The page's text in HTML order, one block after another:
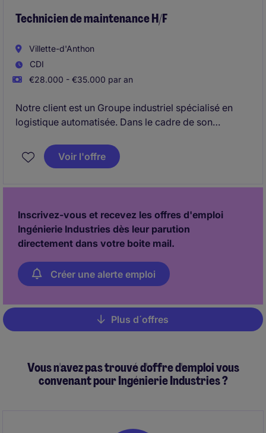
Technicien de maintenance H/F
Villette-d'Anthon
CDI
€28.000 - €35.000 par an
Notre client est un Groupe industriel spécialisé en
logistique automatisée. Dans le cadre de son
Technicien de maintenance H/F pour occuper un
poste à Villette-d'Anthon.
Voir l'offre
Inscrivez-vous et recevez les offres d'emploi
Ingénierie Industries dès leur parution
directement dans votre boite mail.
Créer une alerte emploi
Pagination
Plus d´offres
Vous n'avez pas trouvé d'offre d'emploi vous
convenant pour Ingénierie Industries ?